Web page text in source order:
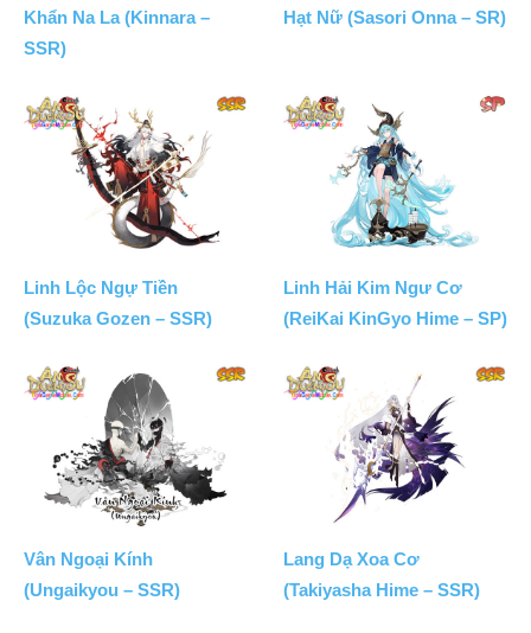
Khẩn Na La (Kinnara –
SSR)
Hạt Nữ (Sasori Onna – SR)
Linh Lộc Ngự Tiền
(Suzuka Gozen – SSR)
Linh Hải Kim Ngư Cơ
(ReiKai KinGyo Hime – SP)
Vân Ngoại Kính
(Ungaikyou – SSR)
Lang Dạ Xoa Cơ
(Takiyasha Hime – SSR)